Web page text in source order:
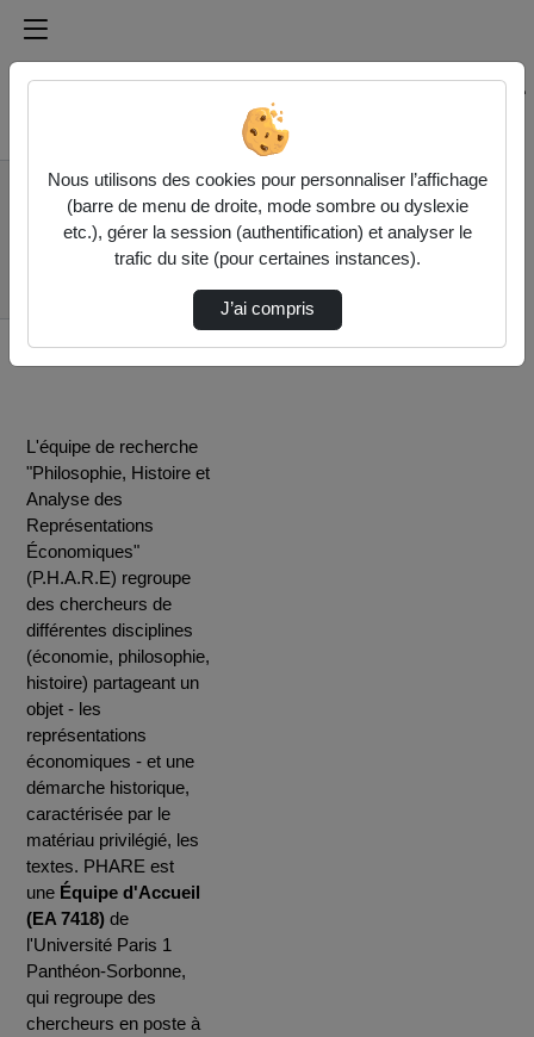
Médiathèque de l'université Paris
Rechercher un média sur Médiathèque de l'université
Accueil
P.H.A.R.E -
Philosophie, Histoire
et Analyse des
L'équipe de recherche
"Philosophie, Histoire et
Analyse des
Représentations
Économiques"
(P.H.A.R.E) regroupe
des chercheurs de
différentes disciplines
(économie, philosophie,
histoire) partageant un
objet - les
représentations
économiques - et une
démarche historique,
caractérisée par le
matériau privilégié, les
textes. PHARE est
une Équipe d'Accueil
(EA 7418) de
l'Université Paris 1
Panthéon-Sorbonne,
qui regroupe des
chercheurs en poste à
Nous utilisons des cookies pour personnaliser l’affichage
(barre de menu de droite, mode sombre ou dyslexie
etc.), gérer la session (authentification) et analyser le
trafic du site (pour certaines instances).
J’ai compris